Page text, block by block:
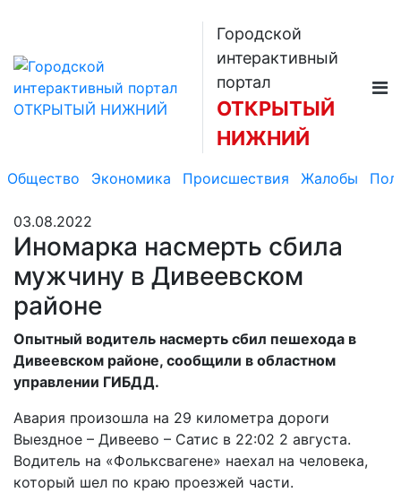
Городской
интерактивный
портал
ОТКРЫТЫЙ
НИЖНИЙ
Общество Экономика Происшествия Жалобы
03.08.2022
Иномарка насмерть сбила
мужчину в Дивеевском
районе
Опытный водитель насмерть сбил пешехода в
Дивеевском районе, сообщили в областном
управлении ГИБДД.
Авария произошла на 29 километра дороги
Выездное – Дивеево – Сатис в 22:02 2 августа.
Водитель на «Фольксвагене» наехал на человека,
который шел по краю проезжей части.